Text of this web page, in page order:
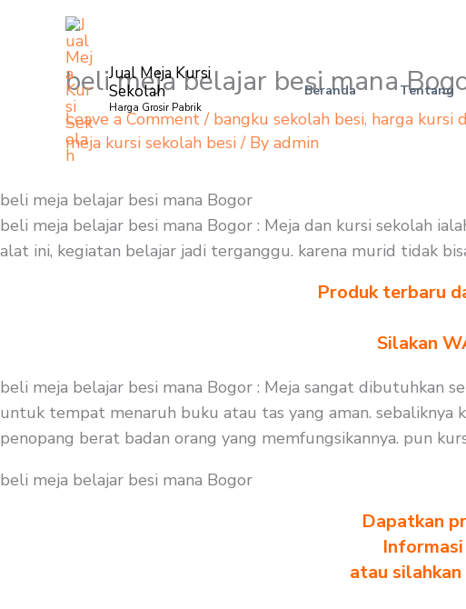
Jual Meja Kursi
Sekolah
Harga Grosir Pabrik
Beranda Tentang
beli meja belajar besi mana
Leave a Comment / bangku sekolah besi, harga kursi
meja kursi sekolah besi/ By admin
beli meja belajar besi mana Bogor
beli meja belajar besi mana Bogor : Meja dan kursi sekolah
alat ini, kegiatan belajar jadi terganggu. karena murid tidak
Produk terbaru
Silakan
beli meja belajar besi mana Bogor : Meja sangat dibutuhkan
untuk tempat menaruh buku atau tas yang aman.
penopang berat badan orang yang memfungsikannya. pun
beli meja belajar besi mana Bogor
Dapatkan
atau